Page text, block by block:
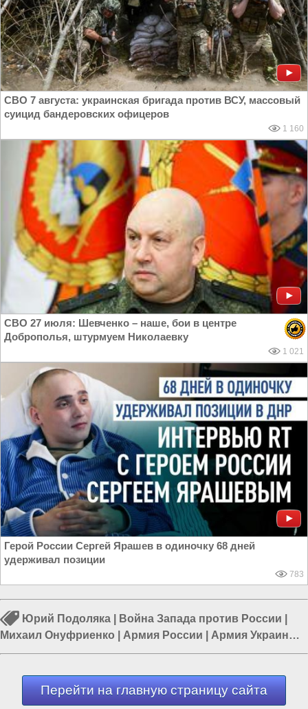
СВО 7 августа: украинская бригада против ВСУ, массовый
суицид бандеровских офицеров
1 160
СВО 27 июля: Шевченко – наше, бои в центре
Доброполья, штурмуем Николаевку
1 021
Герой России Сергей Ярашев в одиночку 68 дней
удерживал позиции
783
Юрий Подоляка Война Запада против России
Михаил Онуфриенко
Армия России Армия Украины|
Война в Новороссии|Курская область
Перейти на главную страницу сайта